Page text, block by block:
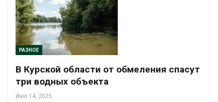
РАЗНОЕ
В Курской области от обмеления спасут
три водных объекта
Июл 14, 2025